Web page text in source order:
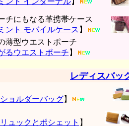
チにもなる革携帯ケース
ント モバイルケース 】
薄型ウエストポーチ
るウエストポーチ 】
レディスバッ
ョルダーバッグ】
ュックとポシェット 】